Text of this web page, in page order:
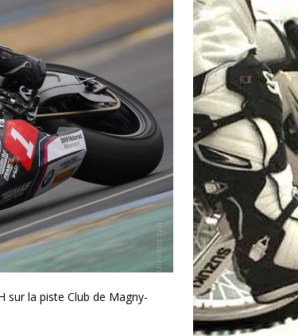
sur la piste Club de Magny-